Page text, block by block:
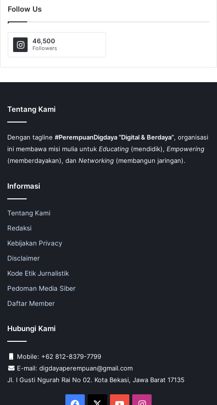
Follow Us
46,500
Followers
Tentang Kami
Dengan tagline #PerempuanDigdaya “Digital & Berdaya”, organisasi
ini membawa misi mulia untuk Educating (mendidik), Empowering
(memberdayakan), dan Networking (membangun jaringan).
Informasi
Tentang Kami
Redaksi
Kebijakan Privacy
Disclaimer
Kode Etik Jurnalistik
Pedoman Media Siber
Daftar Member
Hubungi Kami
Mobile: +62 812-8379-7799
E-mail: digdayaperempuan@gmail.com
Jl. I Gusti Ngurah Rai No 02. Kota Bekasi, Jawa Barat 17135